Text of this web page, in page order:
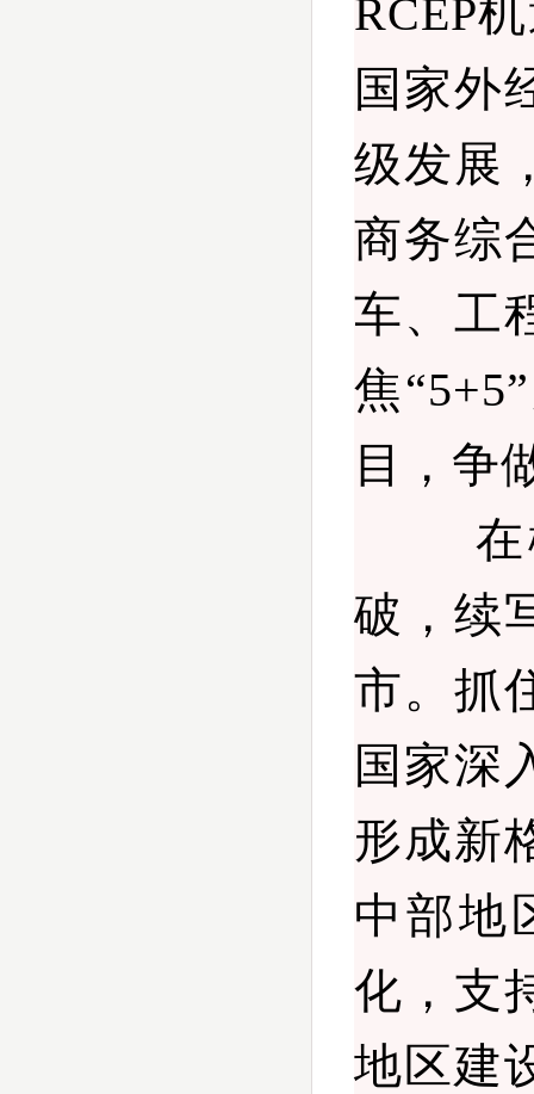
RCEP
国家外
级发展
商务综
车、工
焦
目，争
在柳
破，续
市。抓
国家深
形成新
中部地
化，支
地区建